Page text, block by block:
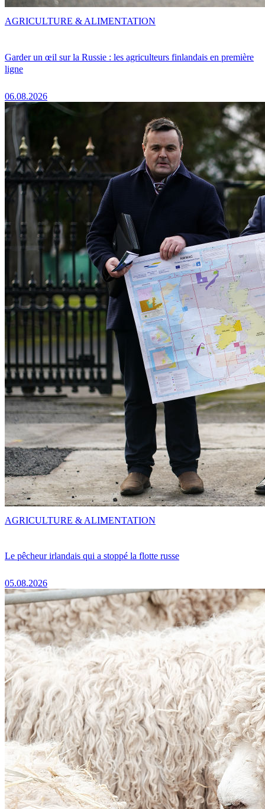
Garder un œil sur la Russie : les agriculteurs finlandais en première
ligne
06.08.2026
AGRICULTURE & ALIMENTATION
Le pêcheur irlandais qui a stoppé la flotte russe
05.08.2026
AGRICULTURE & ALIMENTATION